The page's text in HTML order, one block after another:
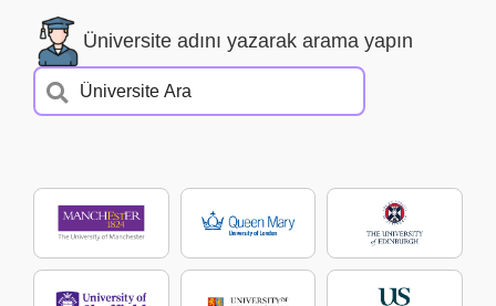
Üniversite adını yazarak arama yapın